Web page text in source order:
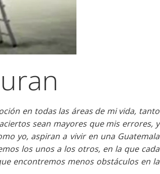
en todas las áreas de mi vida, tanto
sean mayores que mis errores, y
yo, aspiran a vivir en una Guatemala
los unos a los otros, en la que cada
encontremos menos obstáculos en la